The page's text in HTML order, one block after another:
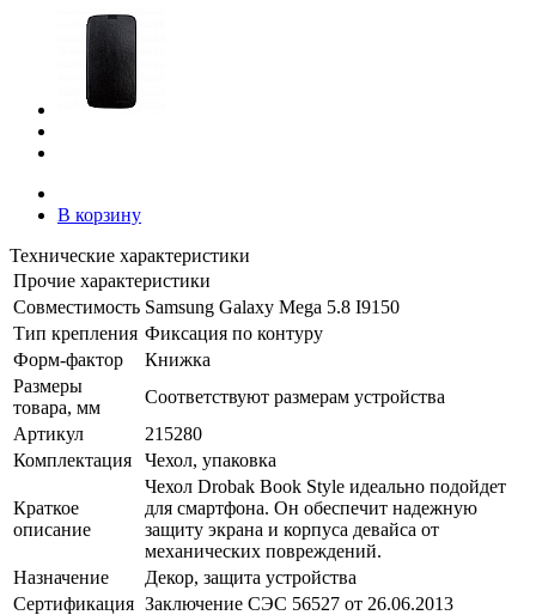
В корзину
Технические характеристики
Прочие характеристики
Совместимость Samsung Galaxy Mega 5.8 I9150
Тип крепления Фиксация по контуру
Форм-фактор
Книжка
Размеры
товара, мм
Соответствуют размерам устройства
Артикул
215280
Комплектация
Чехол, упаковка
Краткое
описание
Чехол Drobak Book Style идеально подойдет
для смартфона. Он обеспечит надежную
защиту экрана и корпуса девайса от
механических повреждений.
Назначение
Декор, защита устройства
Сертификация Заключение СЭС 56527 от 26.06.2013